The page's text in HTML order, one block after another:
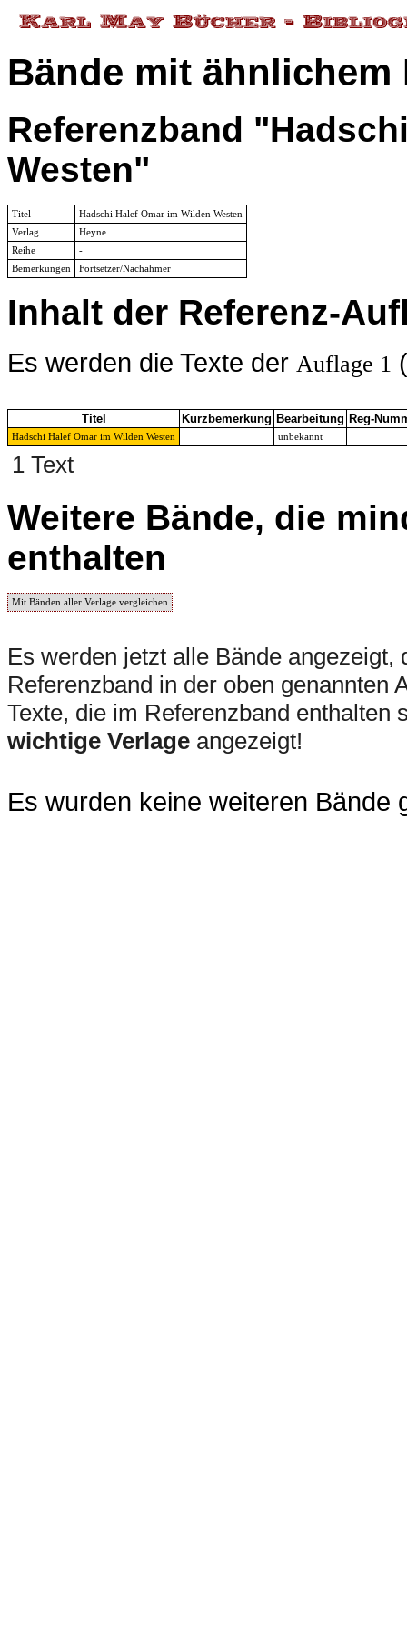
Bände mit ähnlichem
Referenzband
Westen"
Titel
Hadschi Halef Omar im Wilden Westen
Verlag
Heyne
Reihe
-
Bemerkungen
Fortsetzer/Nachahmer
Inhalt der Referenz-
Es werden die Texte der Auflage 1
Titel Kurzbemerkung Bearbeitung Reg-
Hadschi Halef Omar im Wilden Westen unbekannt
1 Text
Weitere Bände, die
enthalten
Mit Bänden aller Verlage vergleichen
Es werden jetzt alle Bände
Referenzband in der oben genannten
Texte, die im Referenzband
wichtige Verlage angezeigt!
Es wurden keine weiteren Bände